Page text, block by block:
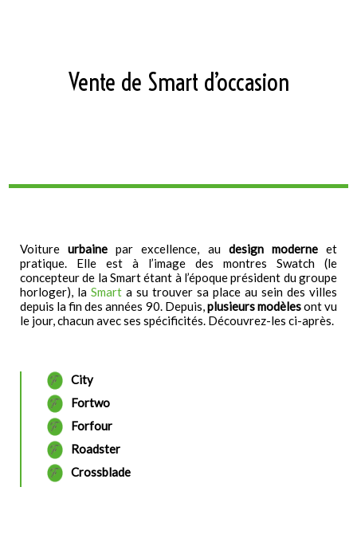
Vente de Smart d’occasion
Voitureurbaine par excellence, au design moderneet
pratique. Elle est à l’image des montres Swatch (le
concepteur de la Smart étant à l’époque président du groupe
horloger), la Smart a su trouver sa place au sein des villes
depuis la fin des années 90. Depuis,plusieurs modèlesont vu
le jour, chacun avec ses spécificités. Découvrez-les ci-après.
City
Fortwo
Forfour
Roadster
Crossblade